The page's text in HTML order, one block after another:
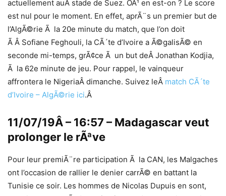
actuellement auÂ stade de Suez. OÃ¹ en est-on ? Le score
est nul pour le moment. En effet, aprÃ¨s un premier but de
l’AlgÃ©rie Ã la 20e minute du match, que l’on doit
Ã Â Sofiane Feghouli, la CÃ´te d’Ivoire a Ã©galisÃ© en
seconde mi-temps, grÃ¢ce Ã un but deÂ Jonathan Kodjia,
Ã la 62e minute de jeu. Pour rappel, le vainqueur
affrontera le NigeriaÂ dimanche. Suivez leÂ match CÃ´te
d’Ivoire – AlgÃ©rie ici.Â
11/07/19Â – 16:57 – Madagascar veut
prolonger le rÃªve
Pour leur premiÃ¨re participation Ã la CAN, les Malgaches
ont l’occasion de rallier le denier carrÃ© en battant la
Tunisie ce soir. Les hommes de Nicolas Dupuis en sont,